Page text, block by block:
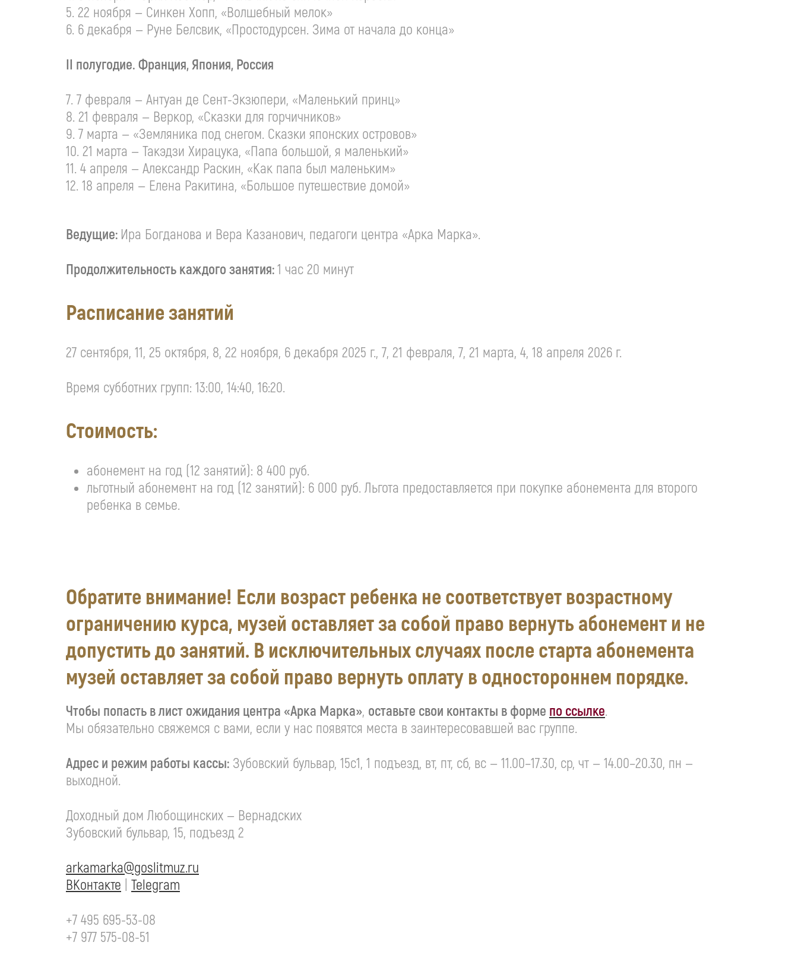
5. 22 ноября — Синкен Хопп, «Волшебный мелок»
6. 6 декабря — Руне Белсвик, «Простодурсен. Зима от начала до конца»
II полугодие. Франция, Япония, Россия
7. 7 февраля — Антуан де Сент-Экзюпери, «Маленький принц»
8. 21 февраля — Веркор, «Сказки для горчичников»
9. 7 марта — «Земляника под снегом. Сказки японских островов»
10. 21 марта — Такэдзи Хирацука, «Папа большой, я маленький»
11. 4 апреля — Александр Раскин, «Как папа был маленьким»
12. 18 апреля — Елена Ракитина, «Большое путешествие домой»
Ведущие: Ира Богданова и Вера Казанович, педагоги центра «Арка Марка».
Продолжительность каждого занятия:1 час 20 минут
Расписание занятий
27 сентября, 11, 25 октября, 8, 22 ноября, 6 декабря 2025 г., 7, 21 февраля, 7, 21 марта, 4, 18 апреля 2026 г.
Время субботних групп: 13:00, 14:40, 16:20.
Стоимость:
абонемент на год (12 занятий): 8 400 руб.
льготный абонемент на год (12 занятий): 6 000 руб. Льгота предоставляется при покупке абонемента для второго
ребенка в семье.
Обратите внимание! Если возраст ребенка не соответствует возрастному
ограничению курса, музей оставляет за собой право вернуть абонемент и не
допустить до занятий. В исключительных случаях после старта абонемента
музей оставляет за собой право вернуть оплату в одностороннем порядке.
Чтобы попасть в лист ожидания центра «Арка Марка», оставьте свои контакты в форме по ссылке.
Мы обязательно свяжемся с вами, если у нас появятся места в заинтересовавшей вас группе.
Адрес и режим работы кассы: Зубовский бульвар, 15с1, 1 подъезд, вт, пт, сб, вс — 11.00–17.30, ср, чт — 14.00–20.30, пн —
выходной.
Доходный дом Любощинских — Вернадских
Зубовский бульвар, 15, подъезд 2
arkamarka@goslitmuz.ru
ВКонтакте
Telegram
+7 495 695-53-08
+7 977 575-08-51